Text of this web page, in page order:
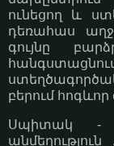
ունեցող և
դեռահաս
գույնը
բերում հոգևոր
Սպիտակ -
անմեղություն